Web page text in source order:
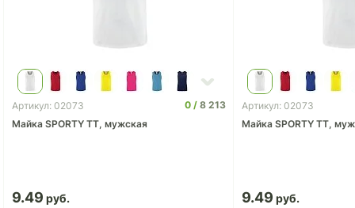
Артикул: 02073 0
8 213
Майка SPORTY TT, мужская
9.49
Артикул: 02073
Майка SPORTY TT,
9.49